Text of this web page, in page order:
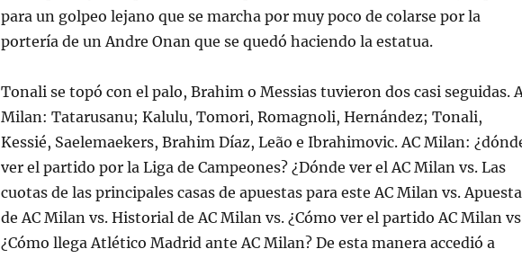
para un golpeo lejano que se marcha por muy poco de colarse por la
portería de un Andre Onan que se quedó haciendo la estatua.
Tonali se topó con el palo, Brahim o Messias tuvieron dos casi seguidas.
Milan: Tatarusanu; Kalulu, Tomori, Romagnoli, Hernández; Tonali,
Kessié, Saelemaekers, Brahim Díaz, Leão e Ibrahimovic. AC Milan:
ver el partido por la Liga de Campeones? ¿Dónde ver el AC Milan vs. Las
cuotas de las principales casas de apuestas para este AC Milan vs.
de AC Milan vs. Historial de AC Milan vs. ¿Cómo ver el partido AC Milan
¿Cómo llega Atlético Madrid ante AC Milan? De esta manera accedió a